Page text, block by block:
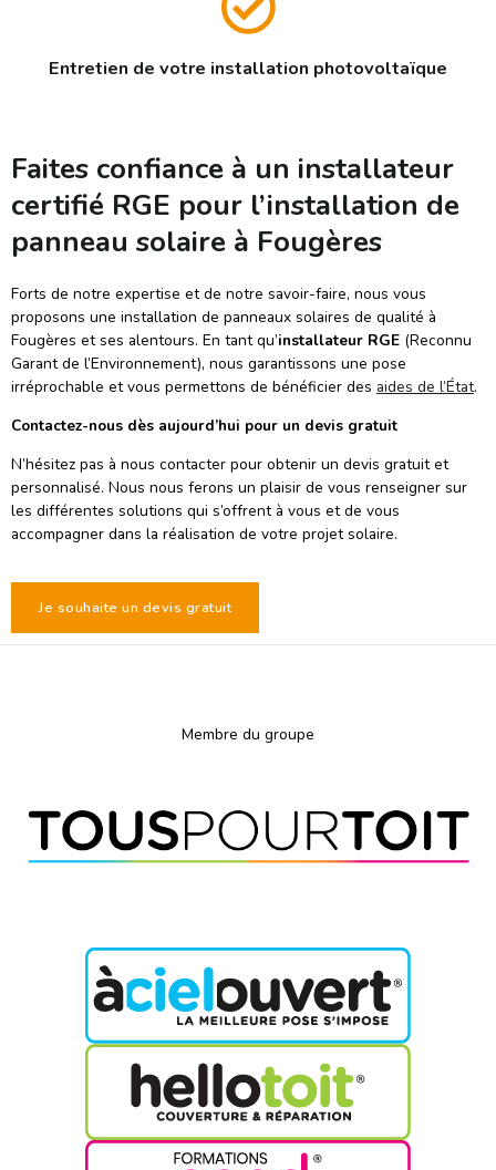
Entretien de votre installation photovoltaïque
Faites confiance à un installateur
certifié RGE pour l’installation de
panneau solaire à Fougères
Forts de notre expertise et de notre savoir-faire, nous vous
proposons une installation de panneaux solaires de qualité à
Fougères et ses alentours. En tant qu’installateur RGE (Reconnu
Garant de l’Environnement), nous garantissons une pose
irréprochable et vous permettons de bénéficier des aides de l’État.
Contactez-nous dès aujourd’hui pour un devis gratuit
N’hésitez pas à nous contacter pour obtenir un devis gratuit et
personnalisé. Nous nous ferons un plaisir de vous renseigner sur
les différentes solutions qui s’offrent à vous et de vous
accompagner dans la réalisation de votre projet solaire.
Je souhaite un devis gratuit
Membre du groupe